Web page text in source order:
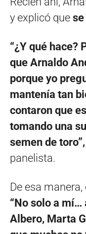
y explicó que
“¿Y qué hace?
que Arnaldo
porque yo
mantenía tan
contaron que
tomando una
semen de toro”,
panelista.
De esa
“No solo a mí…
Albero, Marta